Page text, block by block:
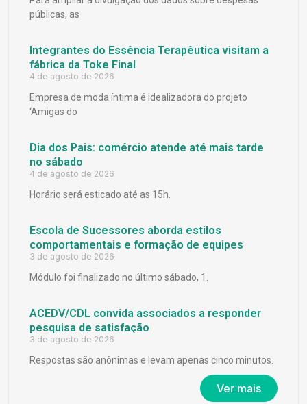
públicas, as
Integrantes do Essência Terapêutica visitam a
fábrica da Toke Final
4 de agosto de 2026
Empresa de moda íntima é idealizadora do projeto
‘Amigas do
Dia dos Pais: comércio atende até mais tarde
no sábado
4 de agosto de 2026
Horário será esticado até as 15h.
Escola de Sucessores aborda estilos
comportamentais e formação de equipes
3 de agosto de 2026
Módulo foi finalizado no último sábado, 1.
ACEDV/CDL convida associados a responder
pesquisa de satisfação
3 de agosto de 2026
Respostas são anônimas e levam apenas cinco minutos.
Ver mais